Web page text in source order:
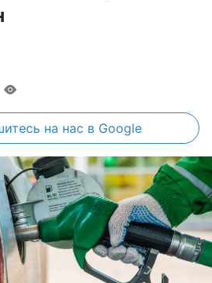
на нас в Google